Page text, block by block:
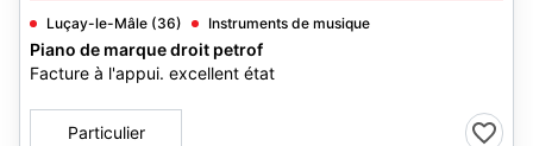
Luçay-le-Mâle (36) Instruments de musique
Piano de marque droit petrof
Facture à l'appui. excellent état
Particulier